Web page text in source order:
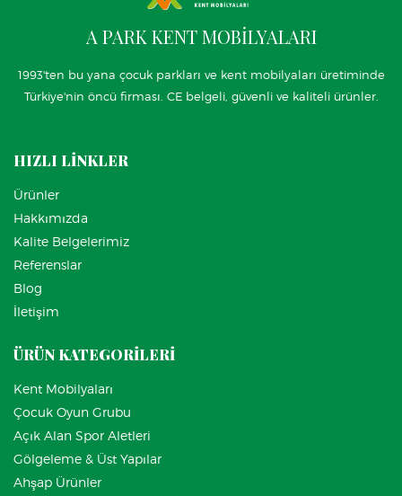
A PARK KENT MOBİLYALARI
1993'ten bu yana çocuk parkları ve kent mobilyaları üretiminde
Türkiye'nin öncü firması. CE belgeli, güvenli ve kaliteli ürünler.
HIZLI LİNKLER
Ürünler
Hakkımızda
Kalite Belgelerimiz
Referenslar
Blog
İletişim
ÜRÜN KATEGORİLERİ
Kent Mobilyaları
Çocuk Oyun Grubu
Açık Alan Spor Aletleri
Gölgeleme & Üst Yapılar
Ahşap Ürünler